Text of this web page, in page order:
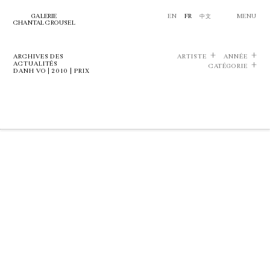
GALERIE
CHANTAL CROUSEL
EN FR 中文 MENU
ARCHIVES DES
ACTUALITÉS
DANH VO | 2010 | PRIX
ARTISTE
ANNÉE
CATÉGORIE